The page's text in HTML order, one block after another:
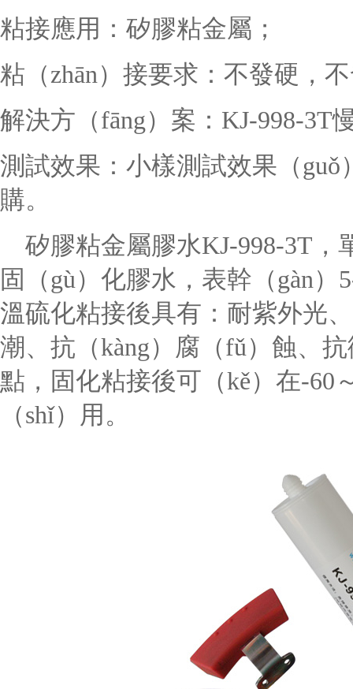
粘接應用：矽膠粘金屬；
粘（zhān）接要求：不發硬，
解決方（fāng）案： KJ-998-3T
測試效果：小樣測試效果（
購。
矽膠粘金屬膠水KJ-998-3T
固（gù）化膠水，表幹（gàn）
溫硫化粘接後具有：耐紫外光
潮、抗（kàng）腐（fǔ）蝕、
點，固化粘接後可（kě）在-60
（shǐ）用。